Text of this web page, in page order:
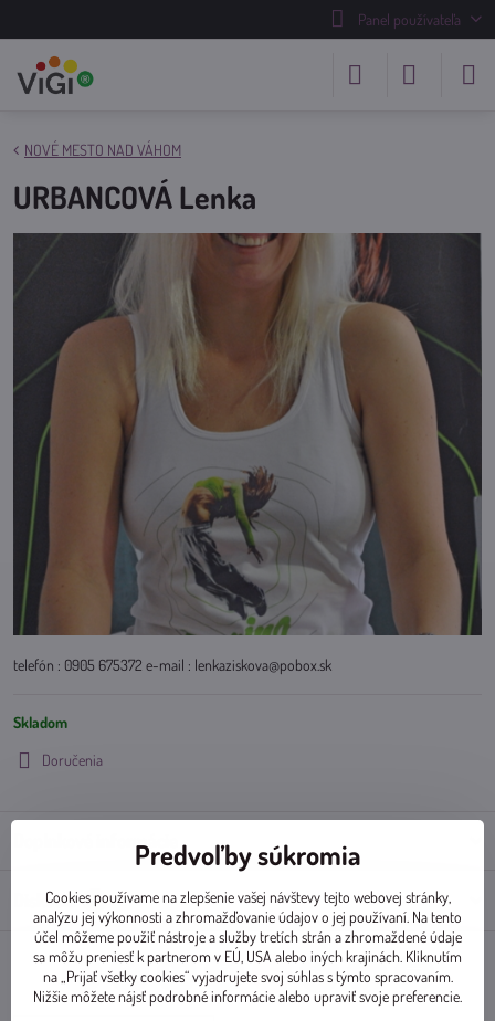
Panel používateľa
NOVÉ MESTO NAD VÁHOM
URBANCOVÁ Lenka
telefón : 0905 675372 e-mail : lenkaziskova@pobox.sk
Skladom
Doručenia
Doplnkové informácie
Diskusia 0
FacebookTwitter BlueskyPinterestReddit LinkedInWhatsApp
E-
mail
Predvoľby súkromia
Cookies používame na zlepšenie vašej návštevy tejto webovej stránky,
analýzu jej výkonnosti a zhromažďovanie údajov o jej používaní. Na tento
účel môžeme použiť nástroje a služby tretích strán a zhromaždené údaje
sa môžu preniesť k partnerom v EÚ, USA alebo iných krajinách. Kliknutím
na „Prijať všetky cookies“ vyjadrujete svoj súhlas s týmto spracovaním.
Nižšie môžete nájsť podrobné informácie alebo upraviť svoje preferencie.